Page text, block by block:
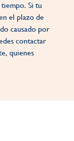
Si tu
el plazo de
causado por
contactar
quienes